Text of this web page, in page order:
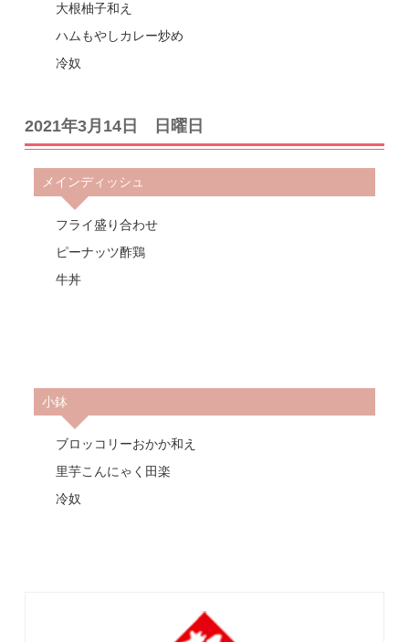
大根柚子和え
ハムもやしカレー炒め
冷奴
2021年3月14日 日曜日
メインディッシュ
フライ盛り合わせ
ピーナッツ酢鶏
牛丼
小鉢
ブロッコリーおかか和え
里芋こんにゃく田楽
冷奴